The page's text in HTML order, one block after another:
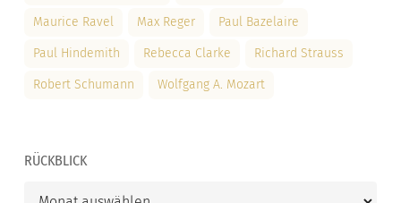
Maurice Ravel Max Reger Paul Bazelaire
Paul Hindemith Rebecca Clarke Richard Strauss
Robert Schumann Wolfgang A. Mozart
RÜCKBLICK
Rückblick